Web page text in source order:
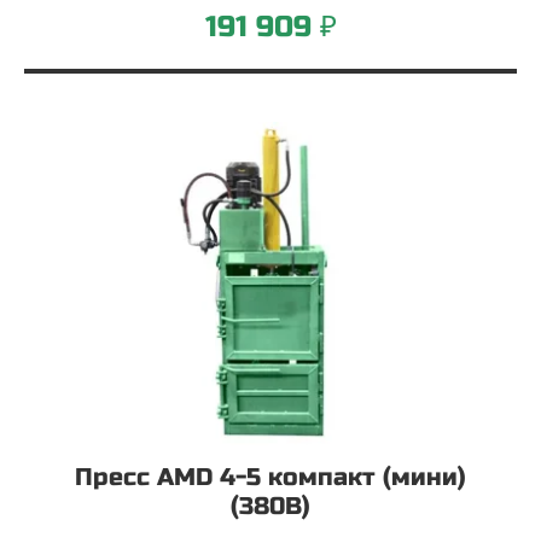
191 909 ₽
Пресс AMD 4-5 компакт (мини)
(380В)